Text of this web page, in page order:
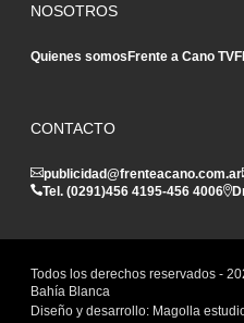
NOSOTROS
Quienes somosFrente a Cano TV
CONTACTO
publicidad@frenteacano.com.ar
Tel. (0291)456 4195-456 4006
Todos los derechos reservados -
Bahía Blanca
Diseño y desarrollo: Magolla